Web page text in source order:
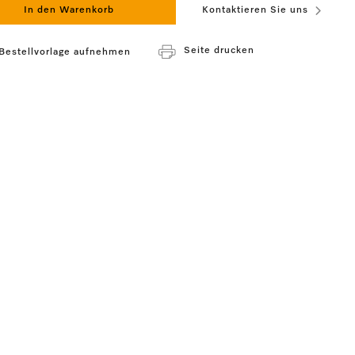
In den Warenkorb Kontaktieren Sie uns
aufnehmen Seite drucken